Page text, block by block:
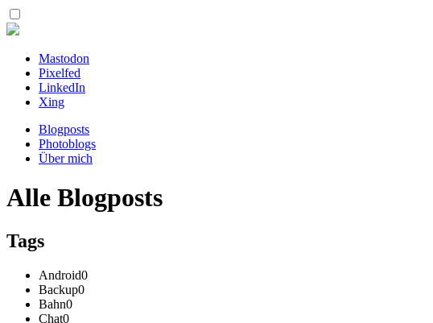
Mastodon
Pixelfed
LinkedIn
Xing
Blogposts
Photoblogs
Über mich
Alle Blogposts
Tags
Android0
Backup0
Bahn0
Chat0